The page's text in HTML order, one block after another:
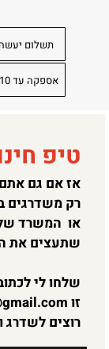
תשלום
אספקה עד 10 ימי עבודה משלוח עד הבית 30 שקל לכל הארץ
טיפ
אז אם גם
רק משדרגים
או המשרד
שתעצים את
שלחו לי
זו
רוצים לשדרג